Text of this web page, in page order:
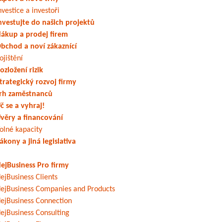
a investoři
do našich projektů
a prodej firem
a noví zákaznící
rizik
rozvoj firmy
zaměstnanců
se a vyhraj!
a financování
kapacity
a jiná legislativa
Pro firmy
Clients
Companies and Products
Connection
Consulting